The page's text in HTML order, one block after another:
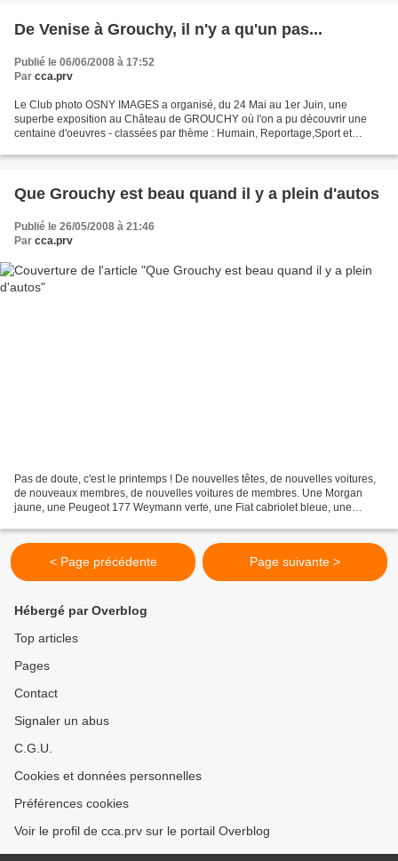
De Venise à Grouchy, il n'y a qu'un pas...
Publié le 06/06/2008 à 17:52
Par cca.prv
Le Club photo OSNY IMAGES a organisé, du 24 Mai au 1er Juin, une
superbe exposition au Château de GROUCHY où l'on a pu découvrir une
centaine d'oeuvres - classées par thème : Humain, Reportage,Sport et
Que Grouchy est beau quand il y a plein d'autos
Publié le 26/05/2008 à 21:46
Par cca.prv
Pas de doute, c'est le printemps ! De nouvelles têtes, de nouvelles voitures,
de nouveaux membres, de nouvelles voitures de membres. Une Morgan
jaune, une Peugeot 177 Weymann verte, une Fiat cabriolet bleue, une
< Page précédente Page suivante >
Hébergé par Overblog
Top articles
Pages
Contact
Signaler un abus
C.G.U.
Cookies et données personnelles
Préférences cookies
Voir le profil de cca.prv sur le portail Overblog